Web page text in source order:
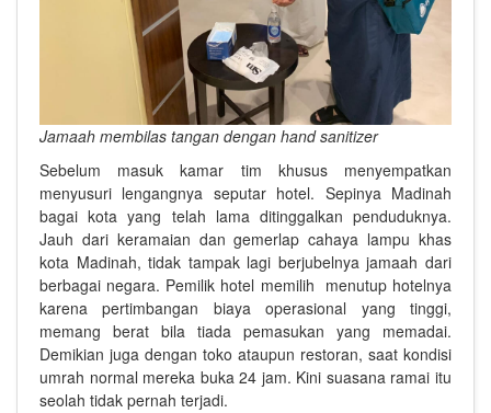
Jamaah membilas tangan dengan hand sanitizer
Sebelum masuk kamar tim khusus menyempatkan
menyusuri lengangnya seputar hotel. Sepinya Madinah
bagai kota yang telah lama ditinggalkan penduduknya.
Jauh dari keramaian dan gemerlap cahaya lampu khas
kota Madinah, tidak tampak lagi berjubelnya jamaah dari
berbagai negara. Pemilik hotel memilih menutup hotelnya
karena pertimbangan biaya operasional yang tinggi,
memang berat bila tiada pemasukan yang memadai.
Demikian juga dengan toko ataupun restoran, saat kondisi
umrah normal mereka buka 24 jam. Kini suasana ramai itu
seolah tidak pernah terjadi.